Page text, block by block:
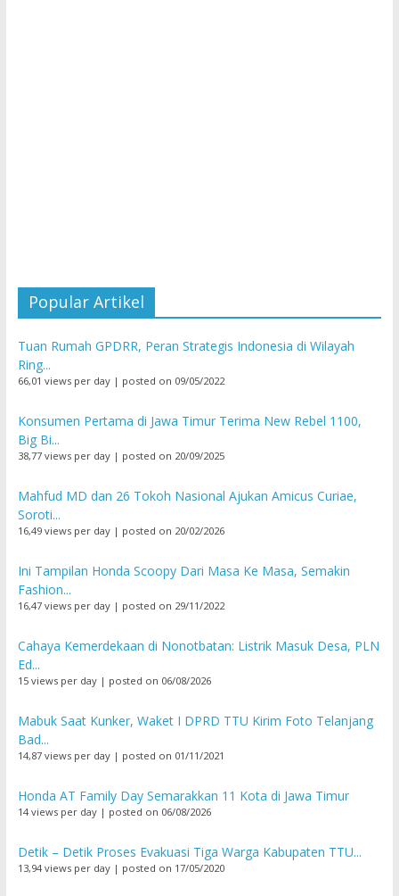
Popular Artikel
Tuan Rumah GPDRR, Peran Strategis Indonesia di Wilayah
Ring...
66,01 views per day| posted on 09/05/2022
Konsumen Pertama di Jawa Timur Terima New Rebel 1100,
Big Bi...
38,77 views per day| posted on 20/09/2025
Mahfud MD dan 26 Tokoh Nasional Ajukan Amicus Curiae,
Soroti...
16,49 views per day| posted on 20/02/2026
Ini Tampilan Honda Scoopy Dari Masa Ke Masa, Semakin
Fashion...
16,47 views per day| posted on 29/11/2022
Cahaya Kemerdekaan di Nonotbatan: Listrik Masuk Desa, PLN
Ed...
15 views per day| posted on 06/08/2026
Mabuk Saat Kunker, Waket I DPRD TTU Kirim Foto Telanjang
Bad...
14,87 views per day| posted on 01/11/2021
Honda AT Family Day Semarakkan 11 Kota di Jawa Timur
14 views per day| posted on 06/08/2026
Detik – Detik Proses Evakuasi Tiga Warga Kabupaten TTU...
13,94 views per day| posted on 17/05/2020